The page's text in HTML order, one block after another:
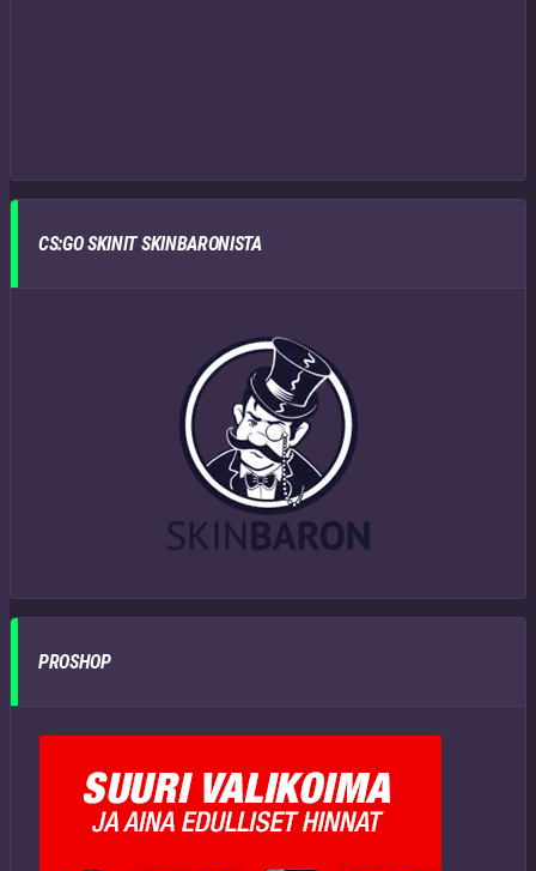
CS:GO SKINIT SKINBARONISTA
PROSHOP